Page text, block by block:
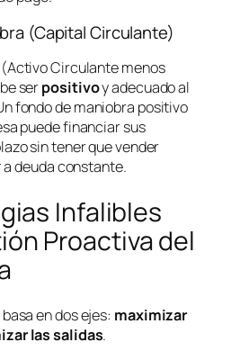
(Capital Circulante)
(Activo Circulante menos
serpositivoy adecuado al
fondo de maniobra positivo
puede financiar sus
sin tener que vender
deuda constante.
Infalibles
Proactiva del
en dos ejes: maximizar
las salidas.